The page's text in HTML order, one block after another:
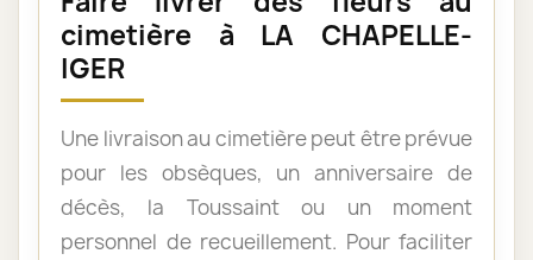
cimetière à LA CHAPELLE-
IGER
Une livraison au cimetière peut être prévue
pour les obsèques, un anniversaire de
décès, la Toussaint ou un moment
personnel de recueillement. Pour faciliter